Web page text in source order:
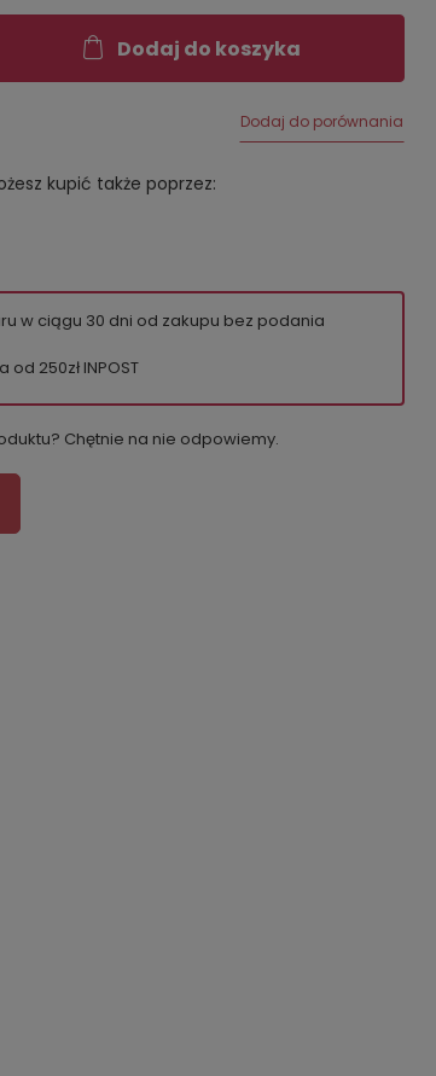
Dodaj do koszyka
Dodaj do porównania
kupić także poprzez:
w ciągu 30 dni od zakupu bez podania
od 250zł INPOST
Chętnie na nie odpowiemy.